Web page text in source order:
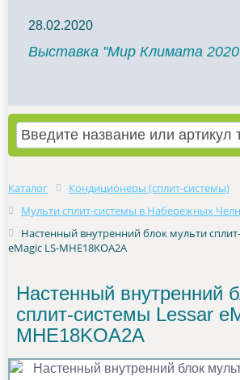
28.02.2020
Выставка "Мир Климата
Каталог
Кондиционеры (сплит-системы)
Мульти сплит-системы в Набережных
Настенный внутренний блок мульти
eMagic LS-MHE18KOA2A
Настенный внутренний
сплит-системы Lessar
MHE18KOA2A